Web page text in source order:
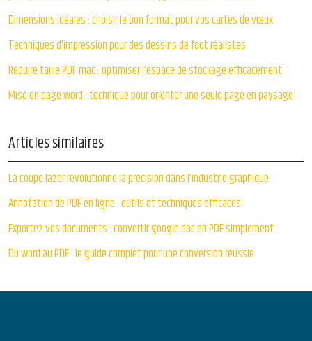
Dimensions idéales : choisir le bon format pour vos cartes de vœux
Techniques d’impression pour des dessins de foot réalistes
Réduire taille PDF mac : optimiser l’espace de stockage efficacement
Mise en page word : technique pour orienter une seule page en paysage
Articles similaires
La coupe lazer révolutionne la précision dans l’industrie graphique
Annotation de PDF en ligne : outils et techniques efficaces
Exportez vos documents : convertir google doc en PDF simplement
Du word au PDF : le guide complet pour une conversion réussie